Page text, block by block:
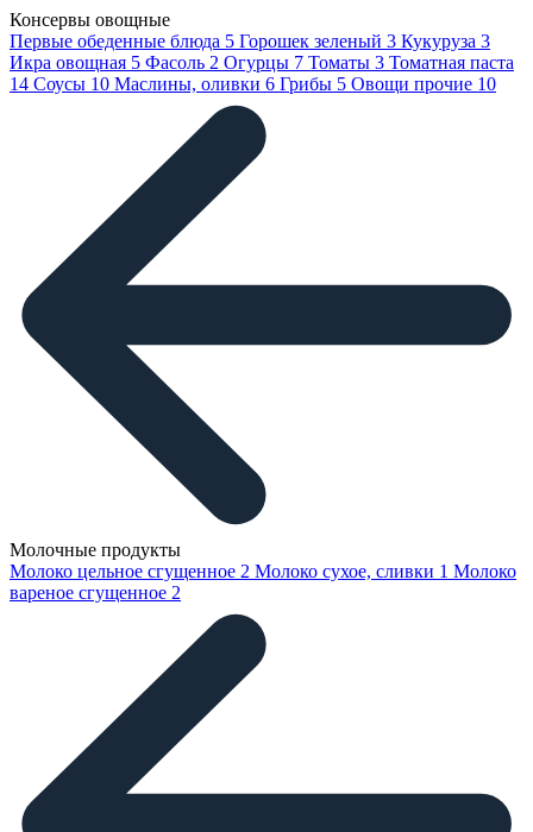
Консервы овощные
Первые обеденные блюда 5 Горошек зеленый 3 Кукуруза 3
Икра овощная 5 Фасоль 2 Огурцы 7 Томаты 3 Томатная паста
14 Соусы 10 Маслины, оливки 6 Грибы 5 Овощи прочие 10
Молочные продукты
Молоко цельное сгущенное 2 Молоко сухое, сливки 1 Молоко
вареное сгущенное 2